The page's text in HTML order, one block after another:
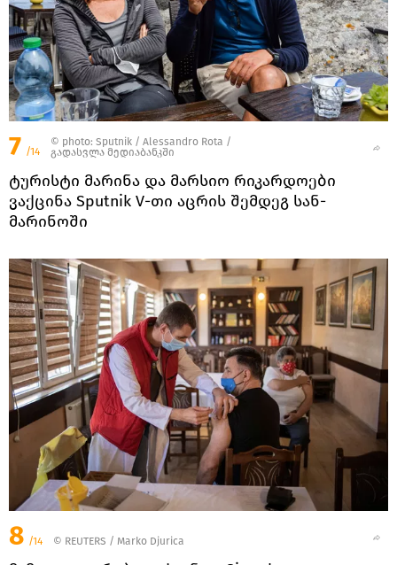
7 /14
© photo: Sputnik / Alessandro Rota /
გადასვლა მედიაბანკში
ტურისტი მარინა და მარსიო რიკარდოები
ვაქცინა Sputnik V-თი აცრის შემდეგ სან-
მარინოში
8 /14 © REUTERS / Marko Djurica